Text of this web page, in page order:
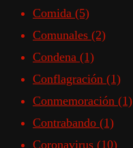
Comida (5)
Comunales (2)
Condena (1)
Conflagración (1)
Conmemoración (1)
Contrabando (1)
Coronavirus (10)